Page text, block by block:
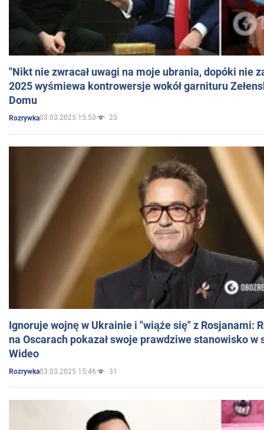
"Nikt nie zwracał uwagi na moje ubrania, dopóki nie
2025 wyśmiewa kontrowersje wokół garnituru
Domu
Rozrywka03.03.2025 15:53 23
Ignoruje wojnę w Ukrainie i "wiąże się" z Rosjanami:
na Oscarach pokazał swoje prawdziwe stanowisko w
Wideo
Rozrywka03.03.2025 15:46 31